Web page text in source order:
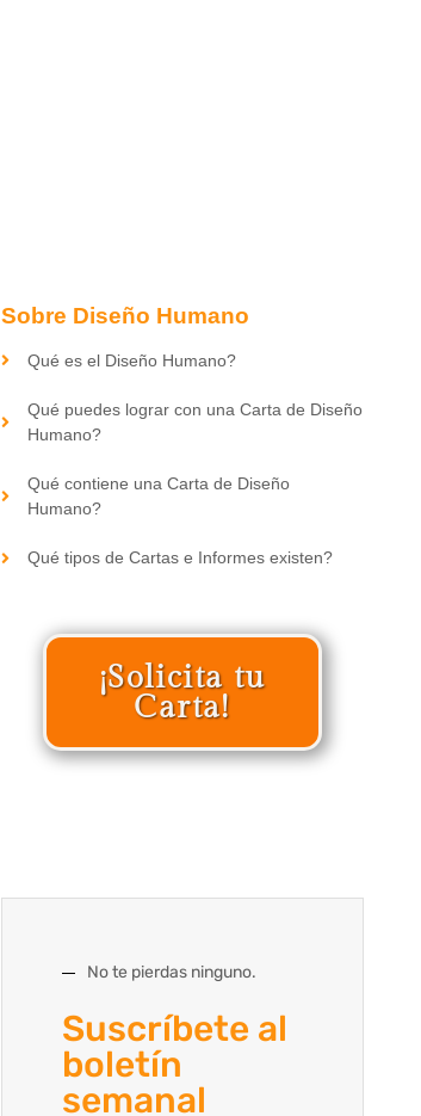
Sobre Diseño Humano
Qué es el Diseño Humano?
Qué puedes lograr con una Carta de Diseño
Humano?
Qué contiene una Carta de Diseño
Humano?
Qué tipos de Cartas e Informes existen?
¡Solicita tu
Carta!
No te pierdas ninguno.
Suscríbete al
boletín
semanal